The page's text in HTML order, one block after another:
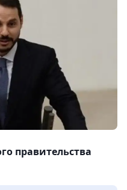
правительства